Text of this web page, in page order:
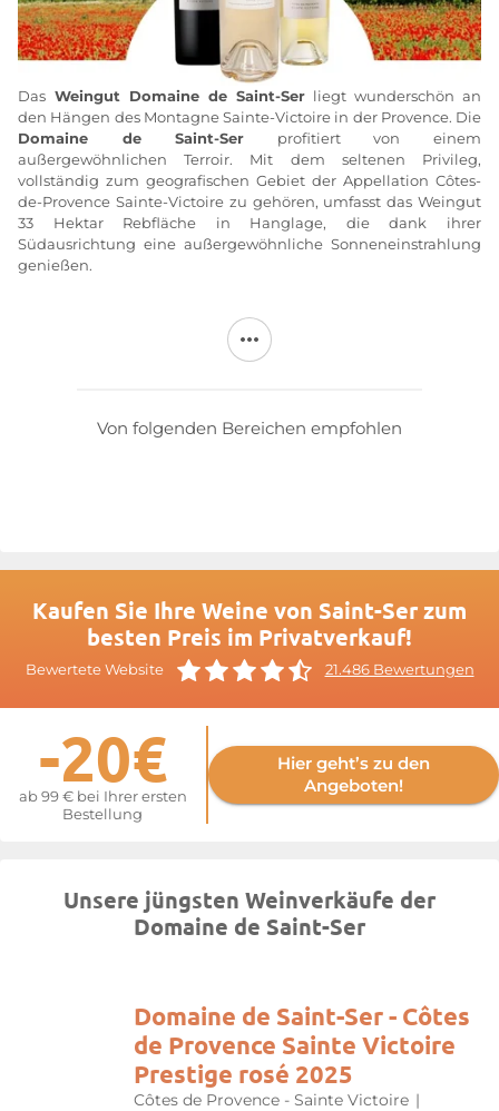
Das Weingut Domaine de Saint-Ser liegt wunderschön an
den Hängen des Montagne Sainte-Victoire in der Provence. Die
Domaine de Saint-Ser profitiert von einem
außergewöhnlichen Terroir. Mit dem seltenen Privileg,
vollständig zum geografischen Gebiet der Appellation Côtes-
de-Provence Sainte-Victoire zu gehören, umfasst das Weingut
33 Hektar Rebfläche in Hanglage, die dank ihrer
Südausrichtung eine außergewöhnliche Sonneneinstrahlung
genießen.
Saint-Ser
Sorgfalt. Ihr Ziel ist es, das Weinbaugebiet der Côtes-de-
Beweis dafür ist der Rosé „Cuvée Prestige“, der es dem Weingut
Von folgenden Bereichen empfohlen
Kaufen Sie Ihre Weine von Saint-Ser zum
besten Preis im Privatverkauf!
Bewertete Website 21.486 Bewertungen
-20€
ab 99 € bei Ihrer ersten
Bestellung
Hier geht’s zu den
Angeboten!
Unsere jüngsten Weinverkäufe der
Domaine de Saint-Ser
Domaine de Saint-Ser - Côtes
de Provence Sainte Victoire
Prestige rosé 2025
Côtes de Provence - Sainte Victoire |